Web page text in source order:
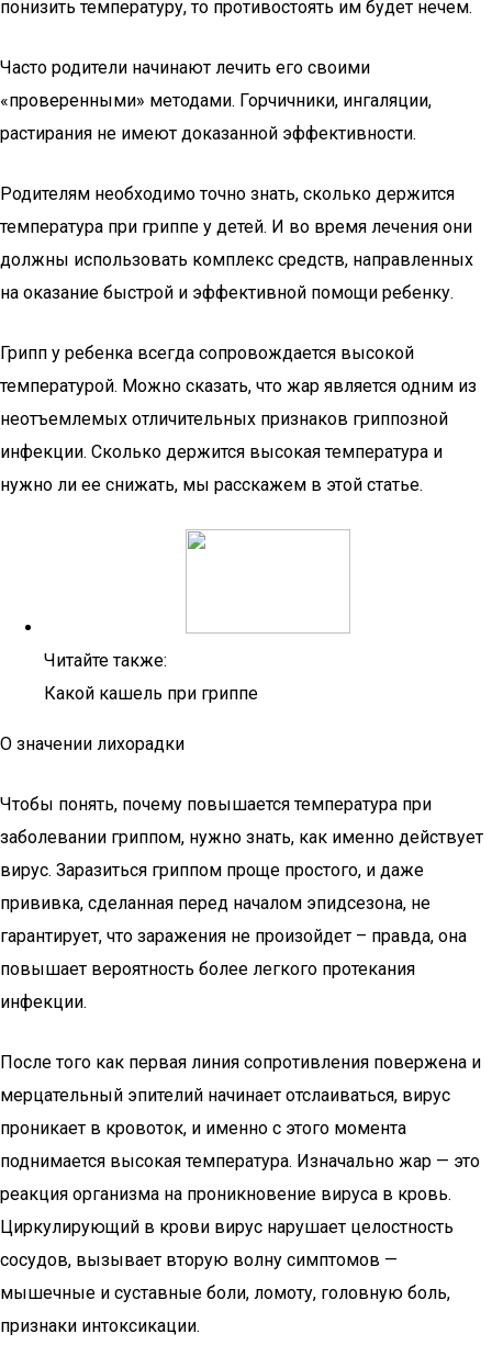
понизить температуру, то противостоять им будет нечем.
Часто родители начинают лечить его своими
«проверенными» методами. Горчичники, ингаляции,
растирания не имеют доказанной эффективности.
Родителям необходимо точно знать, сколько держится
температура при гриппе у детей. И во время лечения они
должны использовать комплекс средств, направленных
на оказание быстрой и эффективной помощи ребенку.
Грипп у ребенка всегда сопровождается высокой
температурой. Можно сказать, что жар является одним из
неотъемлемых отличительных признаков гриппозной
инфекции. Сколько держится высокая температура и
нужно ли ее снижать, мы расскажем в этой статье.
Читайте также:
Какой кашель при гриппе
О значении лихорадки
Чтобы понять, почему повышается температура при
заболевании гриппом, нужно знать, как именно действует
вирус. Заразиться гриппом проще простого, и даже
прививка, сделанная перед началом эпидсезона, не
гарантирует, что заражения не произойдет – правда, она
повышает вероятность более легкого протекания
инфекции.
После того как первая линия сопротивления повержена и
мерцательный эпителий начинает отслаиваться, вирус
проникает в кровоток, и именно с этого момента
поднимается высокая температура. Изначально жар — это
реакция организма на проникновение вируса в кровь.
Циркулирующий в крови вирус нарушает целостность
сосудов, вызывает вторую волну симптомов —
мышечные и суставные боли, ломоту, головную боль,
признаки интоксикации.